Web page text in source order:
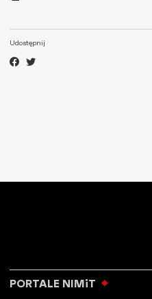
Udostępnij
PORTALE NIMiT